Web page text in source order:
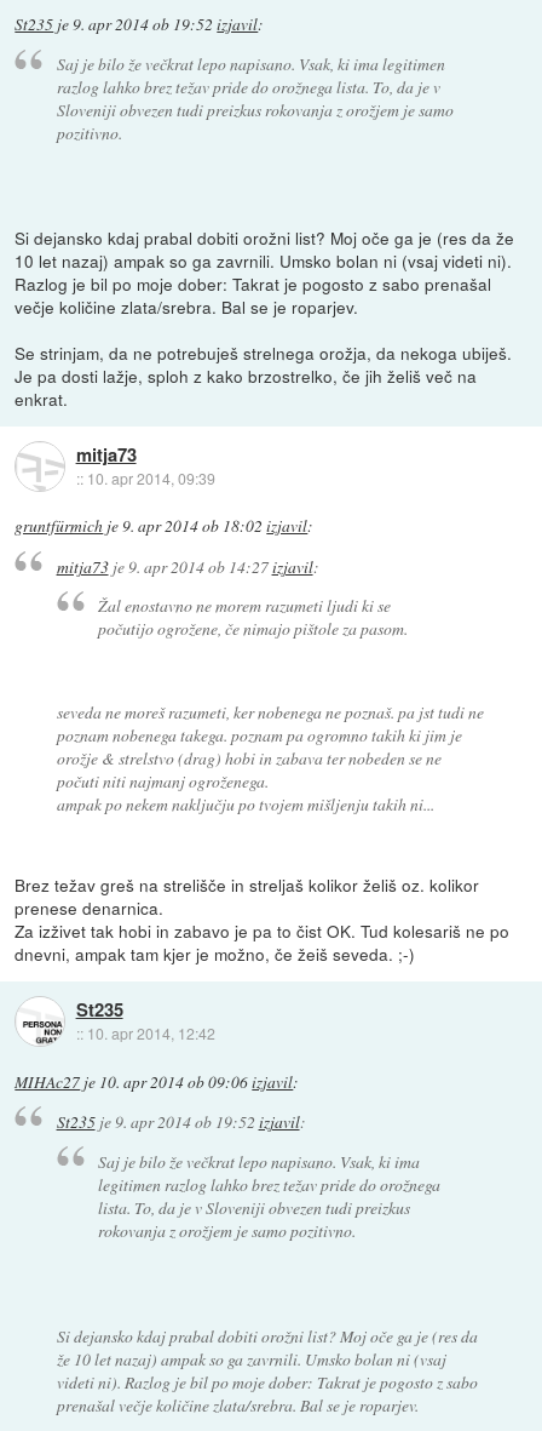
St235 je9. apr 2014 ob 19:52 izjavil:
Saj je bilo že večkrat lepo napisano. Vsak, ki ima legitimen
razlog lahko brez težav pride do orožnega lista. To, da je v
Sloveniji obvezen tudi preizkus rokovanja z orožjem je samo
pozitivno.
Si dejansko kdaj prabal dobiti orožni list? Moj oče ga je (res da že
10 let nazaj) ampak so ga zavrnili. Umsko bolan ni (vsaj videti ni).
Razlog je bil po moje dober: Takrat je pogosto z sabo prenašal
večje količine zlata/srebra. Bal se je roparjev.
Se strinjam, da ne potrebuješ strelnega orožja, da nekoga ubiješ.
Je pa dosti lažje, sploh z kako brzostrelko, če jih želiš več na
enkrat.
mitja73
:: 10. apr 2014, 09:39
gruntfürmich je9. apr 2014 ob 18:02 izjavil:
mitja73je 9. apr 2014 ob 14:27izjavil:
Žal enostavno ne morem razumeti ljudi ki se
počutijo ogrožene, če nimajo pištole za pasom.
seveda ne moreš razumeti, ker nobenega ne poznaš. pa jst tudi ne
poznam nobenega takega. poznam pa ogromno takih ki jim je
orožje & strelstvo (drag) hobi in zabava ter nobeden se ne
počuti niti najmanj ogroženega.
ampak po nekem naključju po tvojem mišljenju takih ni...
Brez težav greš na strelišče in streljaš kolikor želiš oz. kolikor
prenese denarnica.
Za izživet tak hobi in zabavo je pa to čist OK. Tud kolesariš ne po
dnevni, ampak tam kjer je možno, če žeiš seveda. ;-)
St235
:: 10. apr 2014, 12:42
MIHAc27 je 10. apr 2014 ob 09:06izjavil:
St235je9. apr 2014 ob 19:52 izjavil:
Saj je bilo že večkrat lepo napisano. Vsak, ki ima
legitimen razlog lahko brez težav pride do orožnega
lista. To, da je v Sloveniji obvezen tudi preizkus
rokovanja z orožjem je samo pozitivno.
Si dejansko kdaj prabal dobiti orožni list? Moj oče ga je (res da
že 10 let nazaj) ampak so ga zavrnili. Umsko bolan ni (vsaj
videti ni). Razlog je bil po moje dober: Takrat je pogosto z sabo
prenašal večje količine zlata/srebra. Bal se je roparjev.